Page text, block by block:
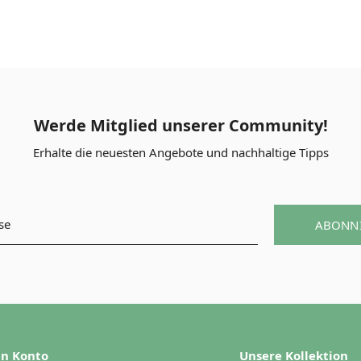
Werde Mitglied unserer Community!
Erhalte die neuesten Angebote und nachhaltige Tipps
Konto Unsere Kollektion